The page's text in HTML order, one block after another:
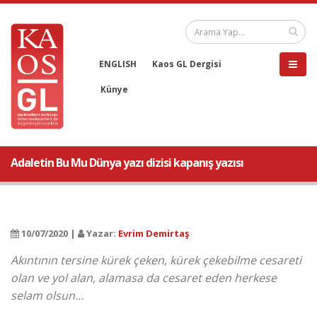
ENGLISH Kaos GL Dergisi
Künye
Adaletin Bu Mu Dünya yazı dizisi kapanış yazısı
10/07/2020 | Yazar: Evrim Demirtaş
Akıntının tersine kürek çeken, kürek çekebilme cesareti
olan ve yol alan, alamasa da cesaret eden herkese
selam olsun…